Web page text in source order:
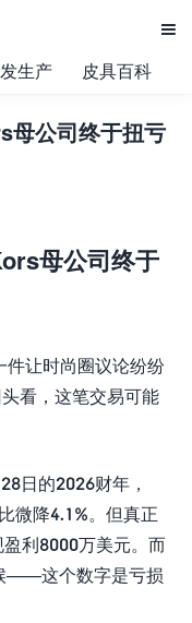

生产 皮具百科
母公司终于扭亏
母公司终于
件让时尚圈议论纷纷
看，这笔交易可能
日的2026财年，
微降4.1%。但真正
利8000万美元。而
——这个数字是亏损